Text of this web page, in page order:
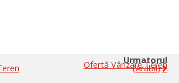
Urmatorul
Ofertă Vânzare Teren
(arabil)